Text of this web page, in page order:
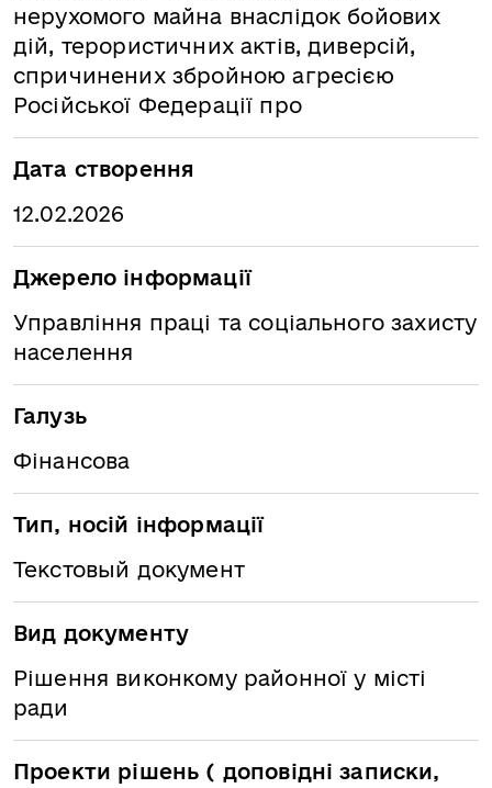
нерухомого майна внаслідок бойових
дій, терористичних актів, диверсій,
спричинених збройною агресією
Російської Федерації про
Дата створення
12.02.2026
Джерело інформації
Управління праці та соціального захисту
населення
Галузь
Фінансова
Тип, носій інформації
Текстовый документ
Вид документу
Рішення виконкому районної у місті
ради
Проекти рішень ( доповідні записки,